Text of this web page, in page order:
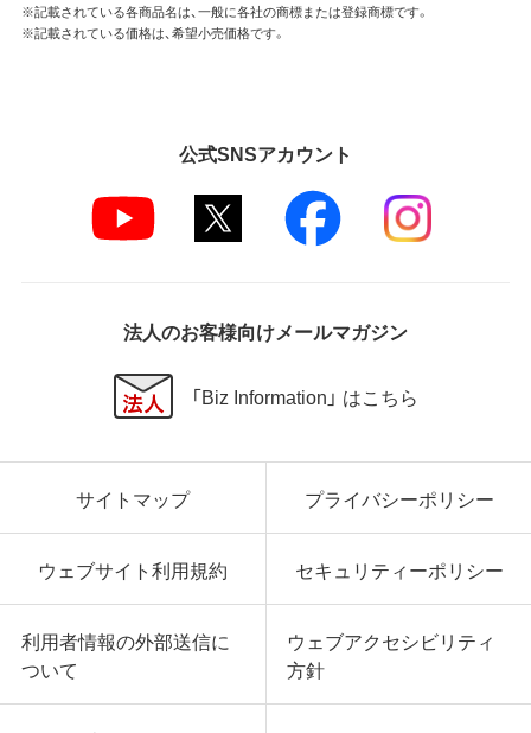
※記載されている各商品名は、一般に各社の商標または登録商標です。
※記載されている価格は、希望小売価格です。
公式SNSアカウント
法人のお客様向けメールマガジン
「Biz Information」 はこちら
サイトマップ プライバシーポリシー
ウェブサイト利用規約 セキュリティーポリシー
利用者情報の外部送信に
ついて
ウェブアクセシビリティ
方針